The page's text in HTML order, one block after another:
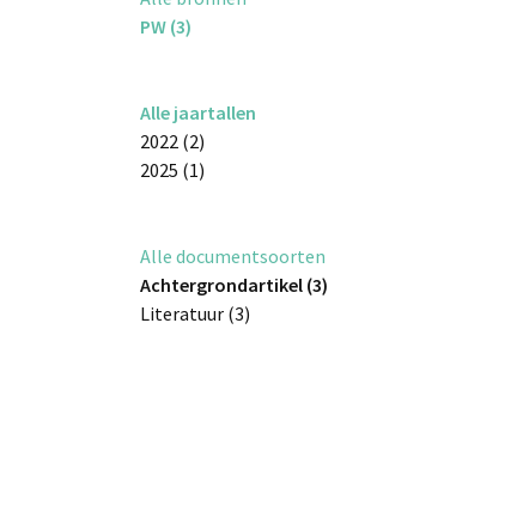
PW (3)
Alle jaartallen
2022 (2)
2025 (1)
Alle documentsoorten
Achtergrondartikel (3)
Literatuur (3)